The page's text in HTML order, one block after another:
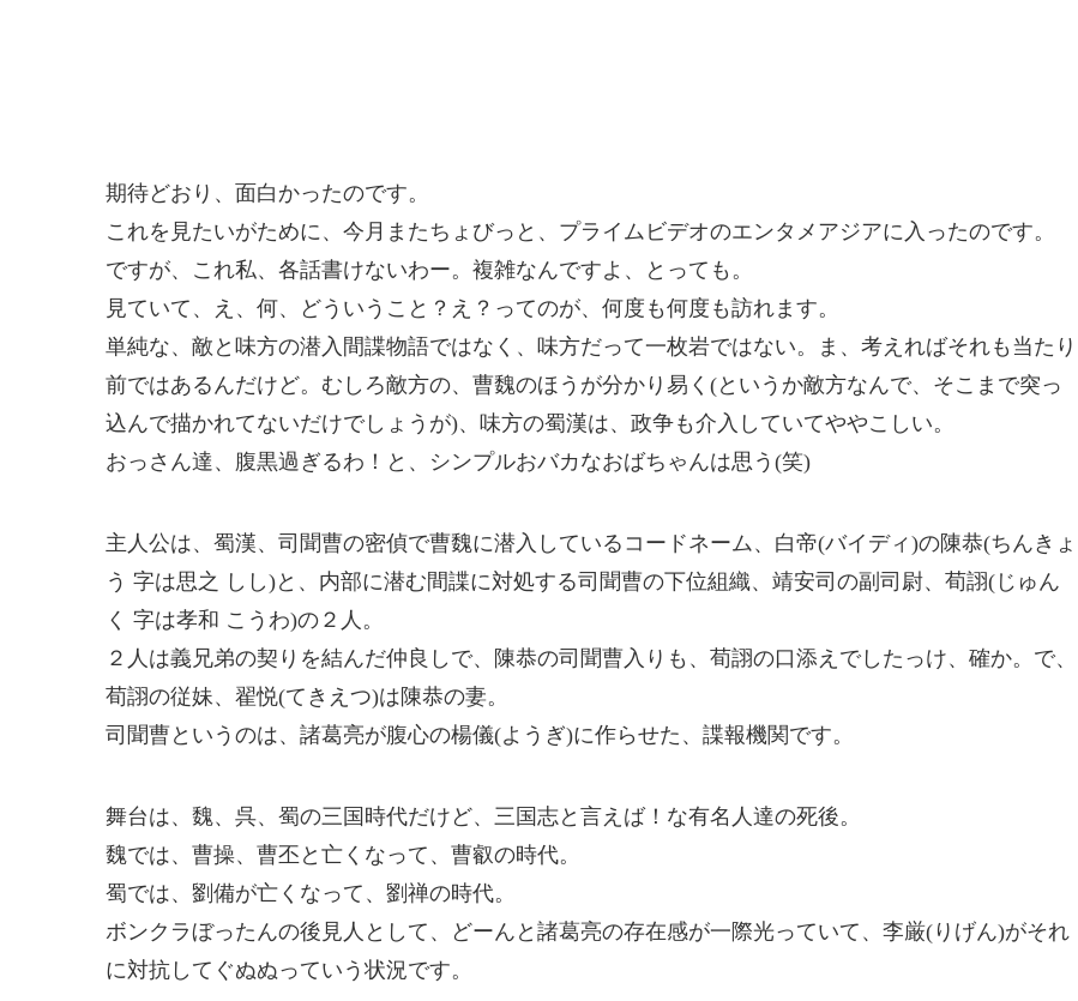
期待どおり、面白かったのです。
これを見たいがために、今月またちょびっと、プライムビデオのエンタメアジアに入ったのです。
ですが、これ私、各話書けないわー。複雑なんですよ、とっても。
見ていて、え、何、どういうこと？え？ってのが、何度も何度も訪れます。
単純な、敵と味方の潜入間諜物語ではなく、味方だって一枚岩ではない。ま、考えればそれも当たり
前ではあるんだけど。むしろ敵方の、曹魏のほうが分かり易く(というか敵方なんで、そこまで突っ
込んで描かれてないだけでしょうが)、味方の蜀漢は、政争も介入していてややこしい。
おっさん達、腹黒過ぎるわ！と、シンプルおバカなおばちゃんは思う(笑)
主人公は、蜀漢、司聞曹の密偵で曹魏に潜入しているコードネーム、白帝(バイディ)の陳恭(ちんきょ
う 字は思之 しし)と、内部に潜む間諜に対処する司聞曹の下位組織、靖安司の副司尉、荀詡(じゅん
く 字は孝和 こうわ)の２人。
２人は義兄弟の契りを結んだ仲良しで、陳恭の司聞曹入りも、荀詡の口添えでしたっけ、確か。で、
荀詡の従妹、翟悦(てきえつ)は陳恭の妻。
司聞曹というのは、諸葛亮が腹心の楊儀(ようぎ)に作らせた、諜報機関です。
舞台は、魏、呉、蜀の三国時代だけど、三国志と言えば！な有名人達の死後。
魏では、曹操、曹丕と亡くなって、曹叡の時代。
蜀では、劉備が亡くなって、劉禅の時代。
ボンクラぼったんの後見人として、どーんと諸葛亮の存在感が一際光っていて、李厳(りげん)がそれ
に対抗してぐぬぬっていう状況です。